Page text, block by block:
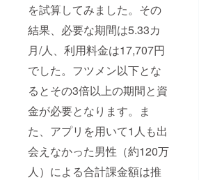
を試算してみました。その
結果、必要な期間は5.33カ
月/人、利用料金は17,707円
でした。フツメン以下とな
るとその3倍以上の期間と資
金が必要となります。ま
た、アプリを用いて1人も出
会えなかった男性（約120万
人）による合計課金額は推